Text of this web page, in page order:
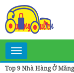
Toggle
navigation
Top 9 Nhà Hàng Ở